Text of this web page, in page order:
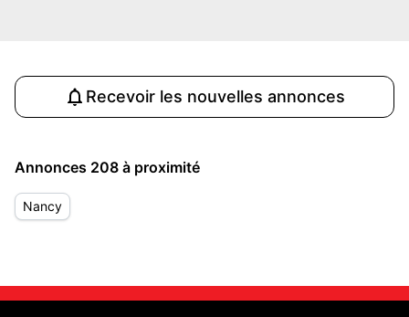
Recevoir les nouvelles annonces
Annonces 208 à proximité
Nancy